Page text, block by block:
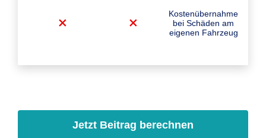
Kostenübernahme
bei Schäden am
eigenen Fahrzeug
Jetzt Beitrag berechnen